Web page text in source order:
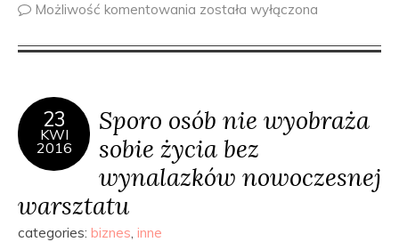
Możliwość komentowania została wyłączona
23
KWI
2016
Sporo osób nie wyobraża
sobie życia bez
wynalazków nowoczesnej
warsztatu
categories: biznes, inne